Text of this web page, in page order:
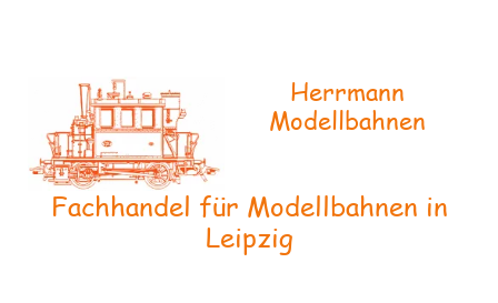
Herrmann
Modellbahnen
Fachhandel für Modellbahnen in
Leipzig